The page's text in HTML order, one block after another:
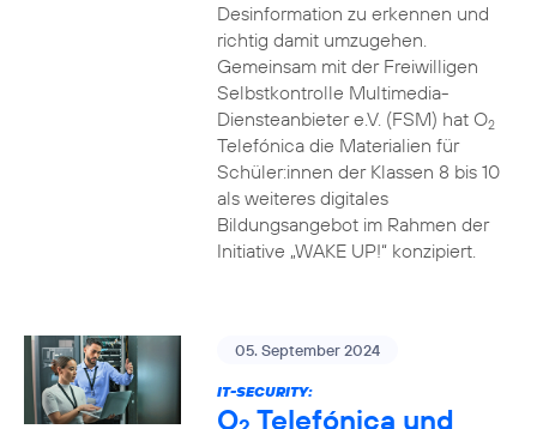
Desinformation zu erkennen und
richtig damit umzugehen.
Gemeinsam mit der Freiwilligen
Selbstkontrolle Multimedia-
Diensteanbieter e.V. (FSM) hat O2
Telefónica die Materialien für
Schüler:innen der Klassen 8 bis 10
als weiteres digitales
Bildungsangebot im Rahmen der
Initiative „WAKE UP!“ konzipiert.
05. September 2024
IT-SECURITY:
O Telefónica und